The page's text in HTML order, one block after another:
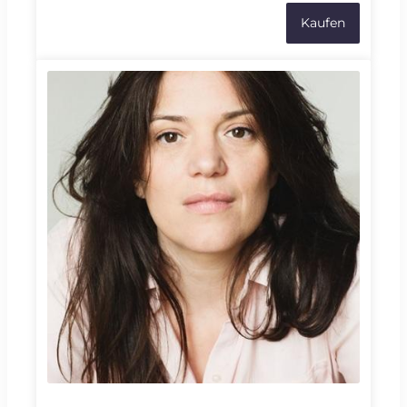
d’appliquer un processus de justice restaurative à
une affaire de meurtre, inspiré de celui du patron
d’un grand groupe d'assurance santé américain
spéculative imagine la rencontre fictive entre
l’auteur du coup de feu et la veuve de la victime,
encadrée par de véritables facilitatrices en
justice restaurative et la romancière Adèle Yon.
Ce projet met en lumière la complexité des
conflits, l’importance de l’écoute et la possibilité
fragile mais essentielle du dialogue comme
alternative à la logique punitive.
Kaufen